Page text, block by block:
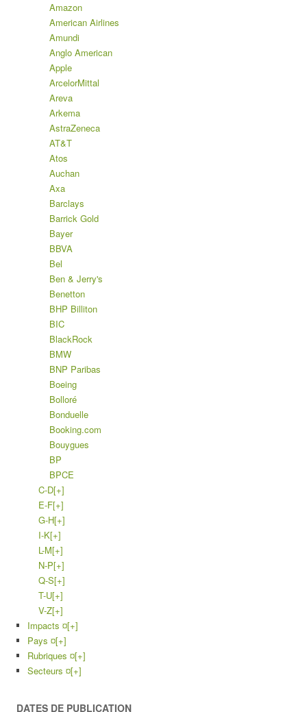
Amazon
American Airlines
Amundi
Anglo American
Apple
ArcelorMittal
Areva
Arkema
AstraZeneca
AT&T
Atos
Auchan
Axa
Barclays
Barrick Gold
Bayer
BBVA
Bel
Ben & Jerry's
Benetton
BHP Billiton
BIC
BlackRock
BMW
BNP Paribas
Boeing
Bolloré
Bonduelle
Booking.com
Bouygues
BP
BPCE
C-D[+]
E-F[+]
G-H[+]
I-K[+]
L-M[+]
N-P[+]
Q-S[+]
T-U[+]
V-Z[+]
Impacts ¤[+]
Pays ¤[+]
Rubriques ¤[+]
Secteurs ¤[+]
DATES DE PUBLICATION